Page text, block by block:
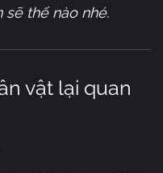
thế nào nhé.
vật lại quan